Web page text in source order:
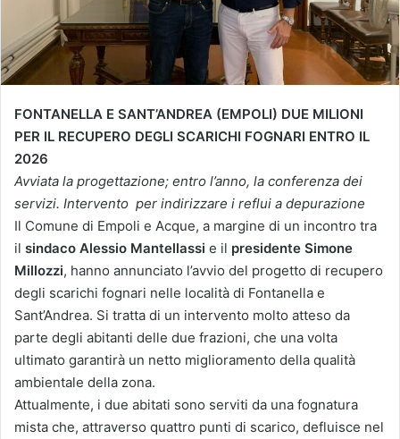
FONTANELLA E SANT’ANDREA (EMPOLI) DUE MILIONI
PER IL RECUPERO DEGLI SCARICHI FOGNARI ENTRO IL
2026
Avviata la progettazione; entro l’anno, la conferenza dei
servizi. Intervento per indirizzare i reflui a depurazione
Il Comune di Empoli e Acque, a margine di un incontro tra
il sindaco Alessio Mantellassi e il presidente Simone
Millozzi, hanno annunciato l’avvio del progetto di recupero
degli scarichi fognari nelle località di Fontanella e
Sant’Andrea. Si tratta di un intervento molto atteso da
parte degli abitanti delle due frazioni, che una volta
ultimato garantirà un netto miglioramento della qualità
ambientale della zona.
Attualmente, i due abitati sono serviti da una fognatura
mista che, attraverso quattro punti di scarico, defluisce nel